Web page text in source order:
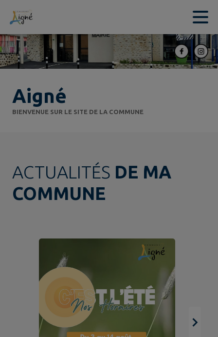
Contenu
Aigné
BIENVENUE SUR LE SITE DE LA COMMUNE
ACTUALITÉS DE MA
COMMUNE